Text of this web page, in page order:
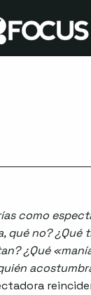
como
qué no? ¿Qué
¿Qué